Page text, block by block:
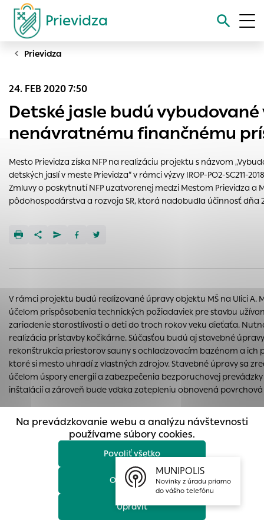
Prievidza
Vyhľadávanie
Prievidza
24. FEB 2020 7:50
Detské jasle budú vybudované
nenávratnému finančnému
Mesto Prievidza získa NFP na realizáciu projektu s názvom
detských jaslí v meste Prievidza“ v rámci výzvy IROP-PO2-SC211-
Zmluvy o poskytnutí NFP uzatvorenej medzi Mestom Prievidza a
pôdohospodárstva a rozvoja SR, ktorá nadobudla účinnosť dňa
V rámci projektu budú realizované úpravy objektu MŠ na Ulici A.
účelom prispôsobenia technických požiadaviek pre stavbu
zariadenie starostlivosti o deti do troch rokov veku dieťaťa.
realizácia prístavby kočikárne. Súčasťou budú aj stavebné
rekonštrukcia priestorov sauny s ochladzovacím bazénom a ich
ktoré si mesto uhradí z vlastných zdrojov. Stavebné úpravy sa
účelom úspory energií a zabezpečenia bezporuchovej
inštalácií a zároveň bude vďaka zatepleniu obnovená
Dispozičné členenie každej triedy je riešené vstupom do šatne,
umiestnené skrinky a prebaľovacie pulty. Zo šatne je prístupné
sociálne zázemie s umiestnenými WC a umyváreň. Z umyvárne
riešený priamy prechod do dennej miestnosti s odpočivárňou. Z
centrálneho priestoru sa prechádza do ďalších priestorov ako
prípravňa jedál, izolačka s okienkom na vizuálnu kontrolu
dieťaťa, terasa. Z priestoru detskej šatne je prístupná miestnosť
vrátane samostatného hygienického vybavenia. Príprava jedál
priľahlom hospodárskom pavilóne a prepravovaná do
Na prevádzkovanie webu a analýzu návštevnosti
používame súbory cookies.
Povoliť všetko
Odmietnuť
Upraviť
Nastavenie cookies
Cookies sú malé súbory, do ktorých webové stránky môžu
ukladať informácie o vašej aktivite a preferenciách.
zapamätoval Vaše prihlásenie alebo aby sa uložila Vaša
voľba v tomto okne.
Vyberte úroveň cookies, ktorú chcete povoliť
Technické súbory cookie sú pre prevádzku nevyhnutné a
Analytické cookies
Analytické cookies pomáhajú prevádzkovateľovi stránok
pochopiť, ako návštevníci stránok stránku používajú, aby
mohol stránky optimalizovať a ponúknuť im lepšiu
skúsenosť. Všetky dáta sa zbierajú anonymne a nie je
možné ich spojiť s konkrétnou osobou.
Uložiť nastavenia
Viac informácií
MUNIPOLIS
Novinky z úradu priamo
do vášho telefónu